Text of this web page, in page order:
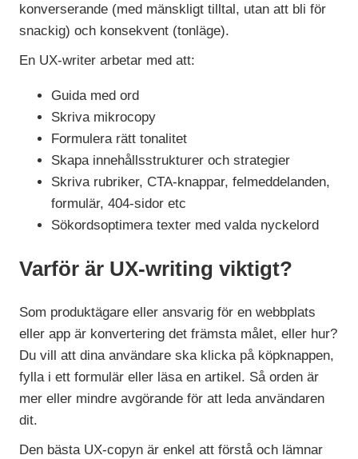
konverserande (med mänskligt tilltal, utan att bli för
snackig) och konsekvent (tonläge).
En UX-writer arbetar med att:
Guida med ord
Skriva mikrocopy
Formulera rätt tonalitet
Skapa innehållsstrukturer och strategier
Skriva rubriker, CTA-knappar, felmeddelanden,
formulär, 404-sidor etc
Sökordsoptimera texter med valda nyckelord
Varför är UX-writing viktigt?
Som produktägare eller ansvarig för en webbplats
eller app är konvertering det främsta målet, eller hur?
Du vill att dina användare ska klicka på köpknappen,
fylla i ett formulär eller läsa en artikel. Så orden är
mer eller mindre avgörande för att leda användaren
dit.
Den bästa UX-copyn är enkel att förstå och lämnar